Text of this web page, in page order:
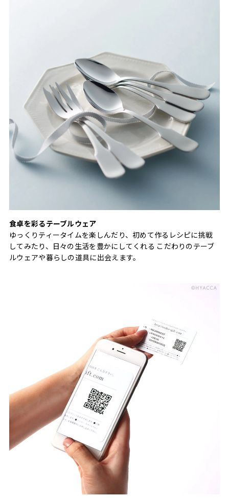
食卓を彩るテーブルウェア
ゆっくりティータイムを楽しんだり、初めて作るレシピに挑戦
してみたり、日々の生活を豊かにしてくれる こだわりのテーブ
ルウェアや暮らしの道具に出会えます。